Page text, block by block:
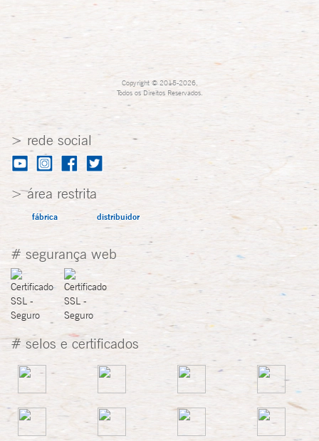
Copyright © 2015-2026,
Todos os Direitos Reservados.
> rede social
> área restrita
fábrica distribuidor
# segurança web
# selos e certificados